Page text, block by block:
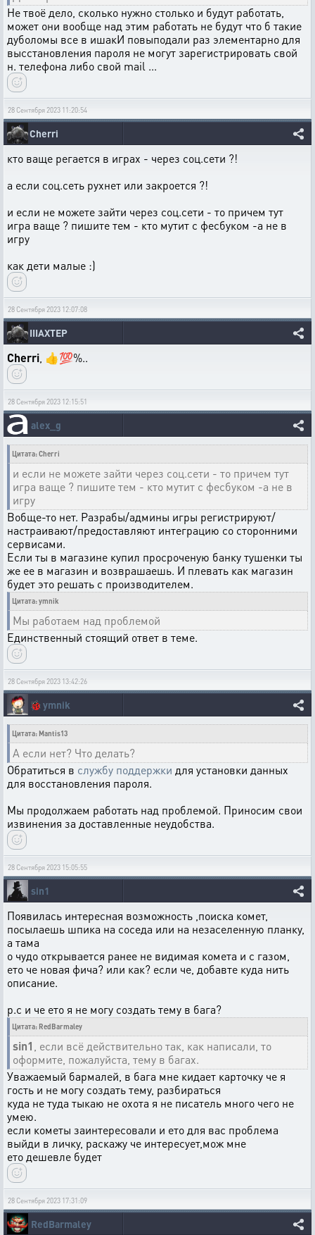
Не твоё дело, сколько нужно столько и будут работать,
может они вообще над этим работать не будут что б такие
дуболомы все в ишакИ повыподали раз элементарно для
высстановления пароля не могут зарегистрировать свой
н. телефона либо свой mail ...
28 Сентября 2023 11:20:54
Cherri
кто ваще регается в играх - через соц.сети ?!
а если соц.сеть рухнет или закроется ?!
и если не можете зайти через соц.сети - то причем тут
игра ваще ? пишите тем - кто мутит с фесбуком -а не в
игру
как дети малые :)
28 Сентября 2023 12:07:08
IIIAXTEP
Cherri , 👍💯%..
28 Сентября 2023 12:15:51
alex_g
Цитата: Cherri
и если не можете зайти через соц.сети - то причем тут
игра ваще ? пишите тем - кто мутит с фесбуком -а не в
игру
Вобще-то нет. Разрабы/админы игры регистрируют/
настраивают/предоставляют интеграцию со сторонними
сервисами.
Если ты в магазине купил просроченую банку тушенки ты
же ее в магазин и возврашаешь. И плевать как магазин
будет это решать с производителем.
Цитата: ymnik
Мы работаем над проблемой
Единственный стоящий ответ в теме.
28 Сентября 2023 13:42:26
🐞 ymnik
Цитата: Mantis13
А если нет? Что делать?
Обратиться в службу поддержки для установки данных
для восстановления пароля.
Мы продолжаем работать над проблемой. Приносим свои
извинения за доставленные неудобства.
28 Сентября 2023 15:05:55
sin1
Появилась интересная возможность ,поиска комет,
посылаешь шпика на соседа или на незаселенную планку,
а тама
о чудо открывается ранее не видимая комета и с газом,
ето че новая фича? или как? если че, добавте куда нить
описание.
р.с и че ето я не могу создать тему в бага?
Цитата: RedBarmaley
sin1 , если всё действительно так, как написали, то
оформите, пожалуйста, тему в багах.
Уважаемый бармалей, в бага мне кидает карточку че я
гость и не могу создать тему, разбираться
куда не туда тыкаю не охота я не писатель много чего не
умею.
если кометы заинтересовали и ето для вас проблема
выйди в личку, раскажу че интересует,мож мне
ето дешевле будет
28 Сентября 2023 17:31:09
RedBarmaley